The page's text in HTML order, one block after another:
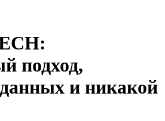
подход,
и никакой